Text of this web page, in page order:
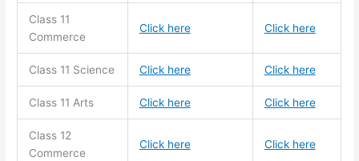
Class 11
Commerce
Click here Click here
Class 11 Science Click here Click here
Class 11 Arts Click here Click here
Class 12
Commerce
Click here Click here